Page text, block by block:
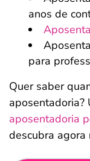
anos de
para
Quer saber
aposentadoria?
aposentadoria
descubra agora